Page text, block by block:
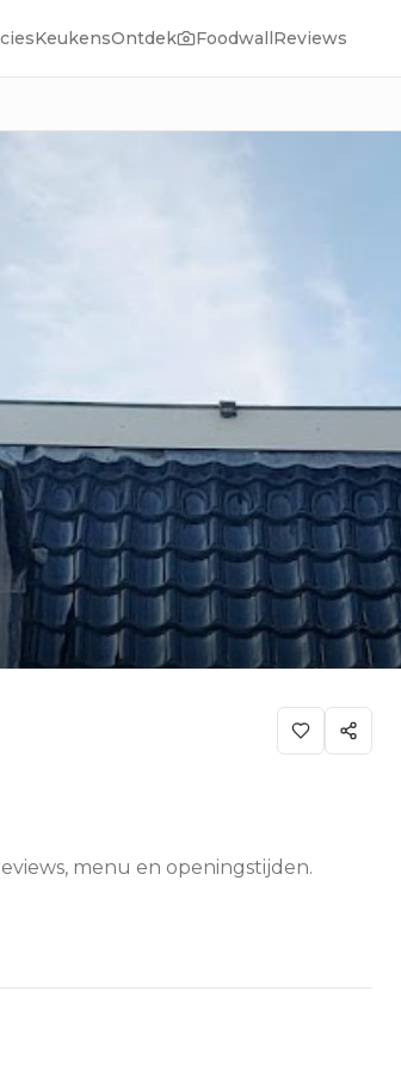
KeukensOntdek FoodwallReviews
menu en openingstijden.